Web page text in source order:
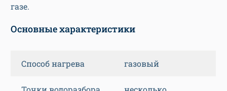
газе.
Основные характеристики
Способ нагрева газовый